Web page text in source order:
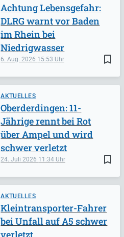
bookmark_border
6. Aug. 2026 15:53
Achtung Lebensgefahr:
DLRG warnt vor Baden
im Rhein bei
Niedrigwasser
AKTUELLES
bookmark_border
24. Juli 2026 11:34
Oberderdingen: 11-
Jährige rennt bei Rot
über Ampel und wird
schwer verletzt
AKTUELLES
Kleintransporter-Fahrer
bei Unfall auf A5 schwer
verletzt